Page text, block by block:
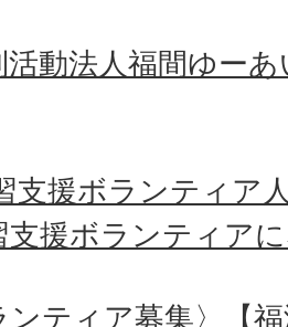
活動法人福間ゆー
支援ボランティア
支援ボランティア
ンティア募集〉【